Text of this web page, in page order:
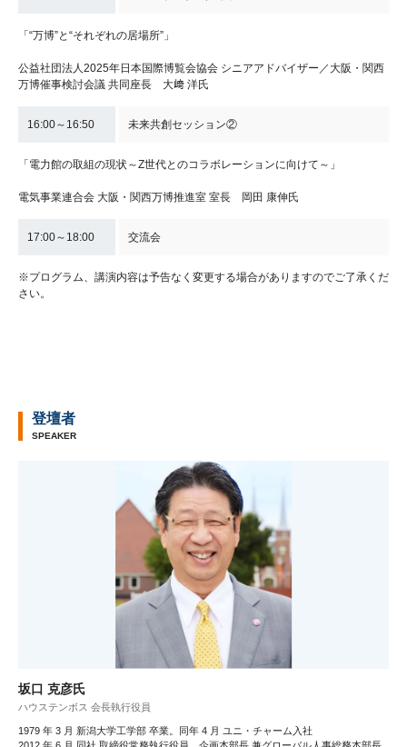
「“万博”と“それぞれの居場所”」
公益社団法人2025年日本国際博覧会協会 シニアアドバイザー／大阪・関西
万博催事検討会議 共同座長 大﨑 洋氏
16:00～16:50 未来共創セッション②
「電力館の取組の現状～Z世代とのコラボレーションに向けて～」
電気事業連合会 大阪・関西万博推進室 室長 岡田 康伸氏
17:00～18:00 交流会
※プログラム、講演内容は予告なく変更する場合がありますのでご了承くだ
さい。
登壇者
SPEAKER
坂口 克彦氏
ハウステンボス 会長執行役員
1979 年 3 月 新潟大学工学部 卒業。同年 4 月 ユニ・チャーム入社